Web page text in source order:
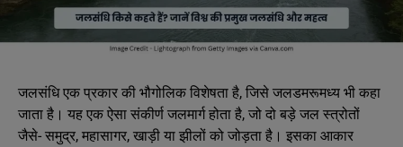
जलसंधि एक प्रकार की भौगोलिक विशेषता है, जिसे जलडमरूमध्य भी कहा
जाता है। यह एक ऐसा संकीर्ण जलमार्ग होता है, जो दो बड़े जल स्त्रोतों
जैसे- समुद्र, महासागर, खाड़ी या झीलों को जोड़ता है। इसका आकार